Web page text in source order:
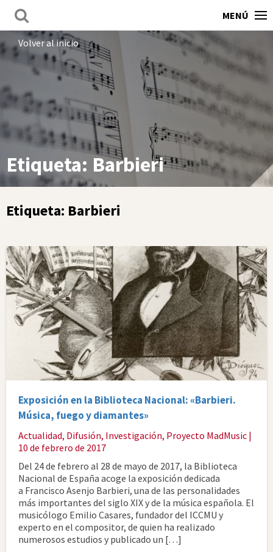
MENÚ
Volver al inicio
Etiqueta: Barbieri
Etiqueta: Barbieri
Exposición en la Biblioteca Nacional: «Barbieri.
Música, fuego y diamantes»
Actualidad, Difusión, Investigación, Proyecto MadMusic |
10 de febrero de 2017
Del 24 de febrero al 28 de mayo de 2017, la Biblioteca
Nacional de España acoge la exposición dedicada
a Francisco Asenjo Barbieri, una de las personalidades
más importantes del siglo XIX y de la música española. El
musicólogo Emilio Casares, fundador del ICCMU y
experto en el compositor, de quien ha realizado
numerosos estudios y publicado un […]